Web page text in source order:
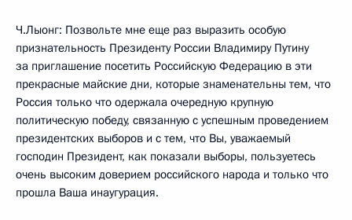
Ч.Лыонг: Позвольте мне еще раз выразить особую
признательность Президенту России Владимиру Путину
за приглашение посетить Российскую Федерацию в эти
прекрасные майские дни, которые знаменательны тем, что
Россия только что одержала очередную крупную
политическую победу, связанную с успешным проведением
президентских выборов и с тем, что Вы, уважаемый
господин Президент, как показали выборы, пользуетесь
очень высоким доверием российского народа и только что
прошла Ваша инаугурация.